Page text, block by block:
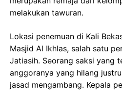
melakukan tawuran.
Lokasi penemuan di Kali
Masjid Al Ikhlas, salah satu
Jatiasih. Seorang saksi yang
anggoranya yang hilang
jasad mengambang. Kepala